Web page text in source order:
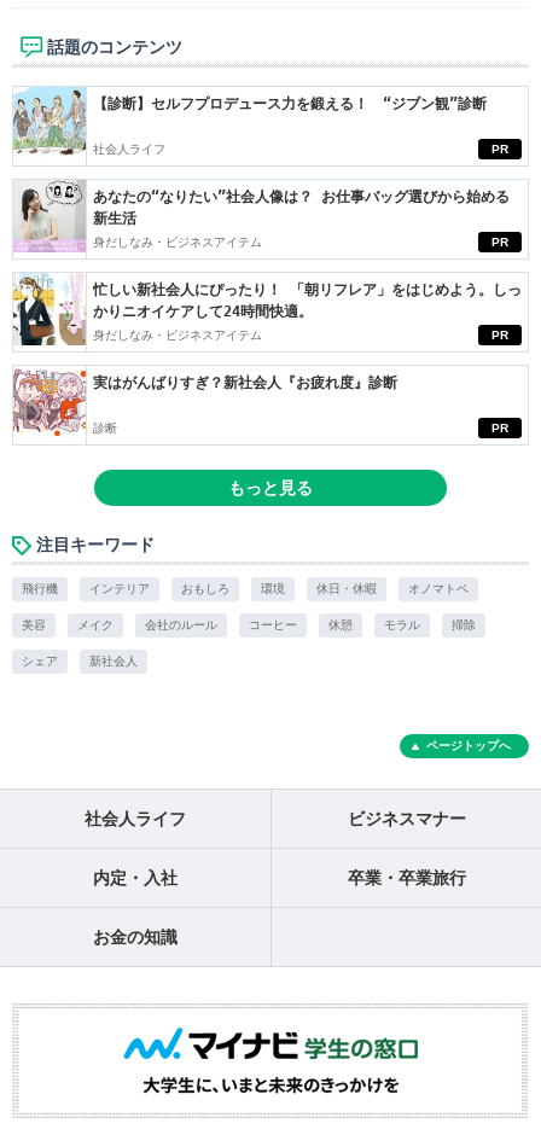
話題のコンテンツ
PR
【診断】セルフプロデュース力を鍛える！ “ジブン観”診断
社会人ライフ
PR
あなたの“なりたい”社会人像は？ お仕事バッグ選びから始める
新生活
身だしなみ・ビジネスアイテム
PR
忙しい新社会人にぴったり！ 「朝リフレア」をはじめよう。しっ
かりニオイケアして24時間快適。
身だしなみ・ビジネスアイテム
PR
実はがんばりすぎ？新社会人『お疲れ度』診断
診断
もっと見る
注目キーワード
飛行機 インテリア おもしろ 環境 休日・休暇 オノマトペ
美容 メイク 会社のルール コーヒー 休憩 モラル 掃除
シェア 新社会人
ページトップへ
社会人ライフ ビジネスマナー
内定・入社 卒業・卒業旅行
お金の知識